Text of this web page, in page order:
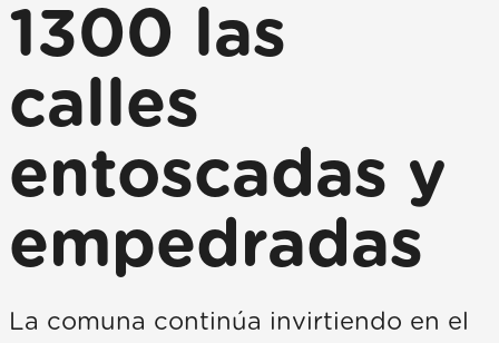
1300 las
calles
entoscadas y
empedradas
La comuna continúa invirtiendo en el